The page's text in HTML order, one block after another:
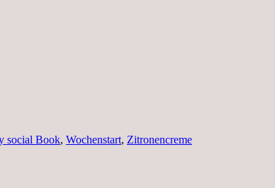
social Book, Wochenstart, Zitronencreme